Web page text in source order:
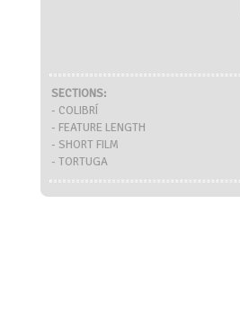
SECTIONS:
- COLIBRÍ
- FEATURE LENGTH
- SHORT FILM
- TORTUGA